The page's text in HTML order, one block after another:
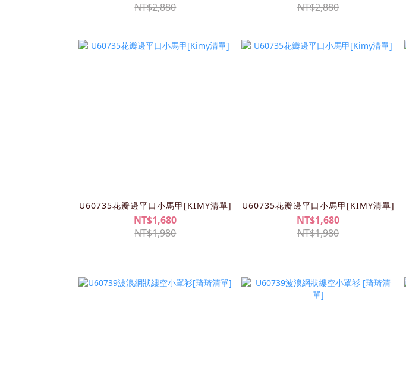
NT$2,880
NT$2,880
U60735花瓣邊平口小馬甲[KIMY清單]
NT$1,680
NT$1,980
U60735花瓣邊平口小馬甲[KIMY清單]
NT$1,680
NT$1,980